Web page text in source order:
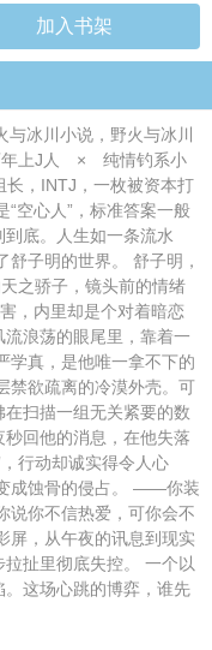
加入书架
冰川小说，野火与冰川
年上J人 × 纯情钓系小
长，INTJ，一枚被资本打
空心人”，标准答案一般
底。人生如一条流水
子明的世界。 舒子明，
之骄子，镜头前的情绪
，内里却是个对着暗恋
浪荡的眼尾里，靠着一
学真，是他唯一拿不下的
禁欲疏离的冷漠外壳。可
扫描一组无关紧要的数
回他的消息，在他失落
行动却诚实得令人心
成蚀骨的侵占。 ——你装
你不信热爱，可你会不
屏，从午夜的讯息到现实
扯里彻底失控。 一个以
这场心跳的博弈，谁先